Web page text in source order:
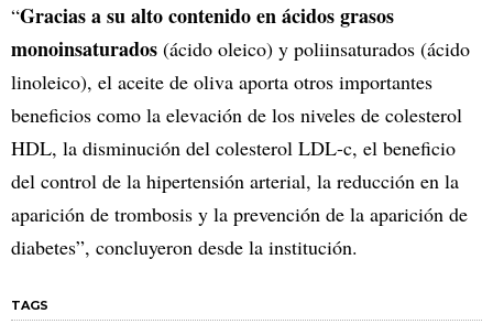
“Gracias a su alto contenido en ácidos grasos
monoinsaturados (ácido oleico) y poliinsaturados (ácido
linoleico), el aceite de oliva aporta otros importantes
beneficios como la elevación de los niveles de colesterol
HDL, la disminución del colesterol LDL-c, el beneficio
del control de la hipertensión arterial, la reducción en la
aparición de trombosis y la prevención de la aparición de
diabetes”, concluyeron desde la institución.
TAGS